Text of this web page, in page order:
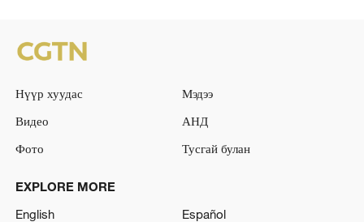
Нүүр хуудас
Мэдээ
Видео
АНД
Фото
Тусгай булан
EXPLORE MORE
English
Español